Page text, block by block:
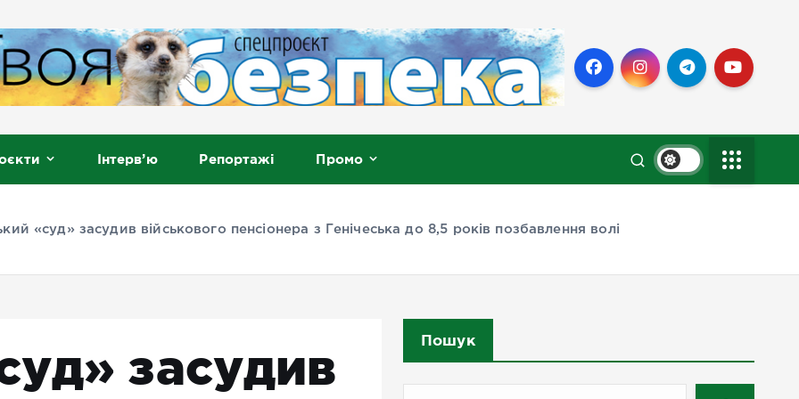
Інтерв’ю Репортажі Промо
«суд» засудив військового пенсіонера з Генічеська до 8,5 років позбавлення волі
засудив
Пошук